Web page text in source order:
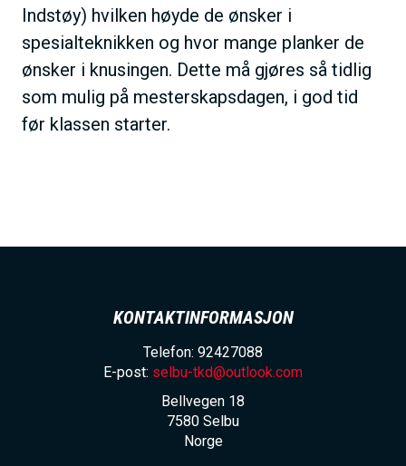
Indstøy) hvilken høyde de ønsker i
spesialteknikken og hvor mange planker de
ønsker i knusingen. Dette må gjøres så tidlig
som mulig på mesterskapsdagen, i god tid
før klassen starter.
KONTAKTINFORMASJON
Telefon: 92427088
E-post: selbu-tkd@outlook.com
Bellvegen 18
7580 Selbu
Norge